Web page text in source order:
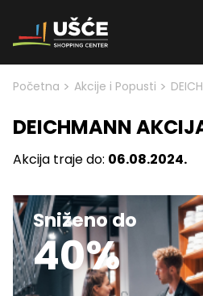
Skip to content
Početna > Akcije i Popusti >
DEICHMANN
Akcija traje do: 06.08.2024.
Sniženo do
40%